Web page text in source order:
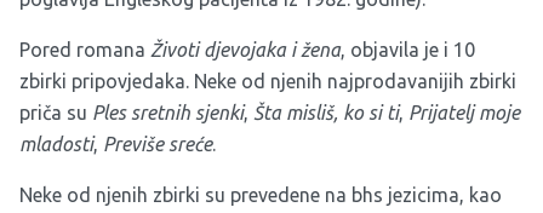
Pored romana Životi djevojaka i žena, objavila je i 10
zbirki pripovjedaka. Neke od njenih najprodavanijih zbirki
priča su Ples sretnih sjenki, Šta misliš, ko si ti, Prijatelj moje
mladosti, Previše sreće.
Neke od njenih zbirki su prevedene na bhs jezicima, kao